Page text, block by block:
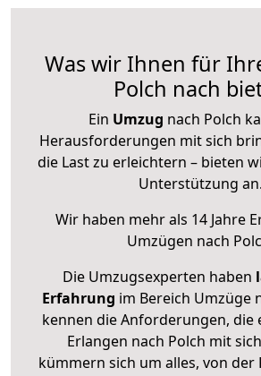
Was wir Ihnen für
Polch nach
Ein Umzug nach Polch
Herausforderungen mit sich
die Last zu erleichtern – bieten
Unterstützung an.
Wir haben mehr als 14 Jahre
Umzügen nach
Die Umzugsexperten haben
Erfahrung im Bereich Umzüge
kennen die Anforderungen, die
Erlangen nach Polch mit
kümmern sich um alles, von der